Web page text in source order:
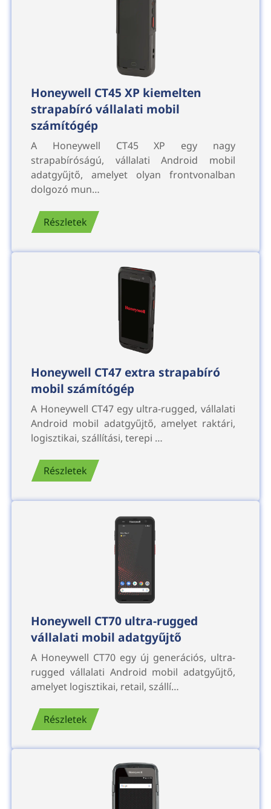
Honeywell CT45 XP kiemelten
strapabíró vállalati mobil
számítógép
A Honeywell CT45 XP egy nagy
strapabíróságú, vállalati Android mobil
adatgyűjtő, amelyet olyan frontvonalban
dolgozó mun…
Részletek
Honeywell CT47 extra strapabíró
mobil számítógép
A Honeywell CT47 egy ultra-rugged, vállalati
Android mobil adatgyűjtő, amelyet raktári,
logisztikai, szállítási, terepi …
Részletek
Honeywell CT70 ultra-rugged
vállalati mobil adatgyűjtő
A Honeywell CT70 egy új generációs, ultra-
rugged vállalati Android mobil adatgyűjtő,
amelyet logisztikai, retail, szállí…
Részletek